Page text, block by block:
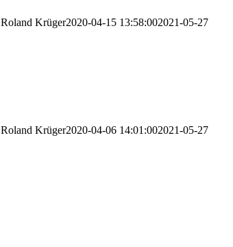
Roland Krüger2020-04-15 13:58:002021-05-27
Roland Krüger2020-04-06 14:01:002021-05-27